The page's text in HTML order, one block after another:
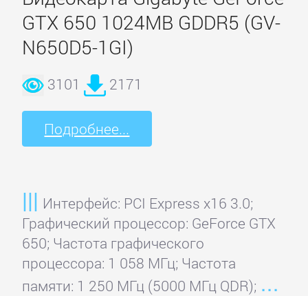
GTX 650 1024MB GDDR5 (GV-
N650D5-1GI)
3101 2171
Подробнее...
Интерфейс: PCI Express x16 3.0;
Графический процессор: GeForce GTX
650; Частота графического
процессора: 1 058 МГц; Частота
памяти: 1 250 МГц (5000 МГц QDR);
EliteGroup
EVGA
Force3D
Foxconn
Gainward
Galaxy
Gigabyte